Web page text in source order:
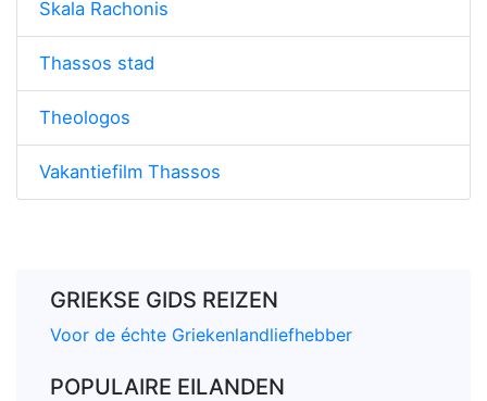
Skala Rachonis
Thassos stad
Theologos
Vakantiefilm Thassos
GRIEKSE GIDS REIZEN
Voor de échte Griekenlandliefhebber
POPULAIRE EILANDEN